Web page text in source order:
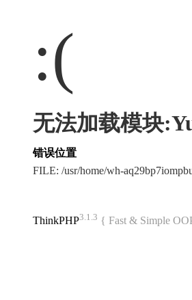
:(
无法加载模块
错误位置
FILE: /usr/home/wh-
ThinkPHP3.1.3 { Fast & Simple